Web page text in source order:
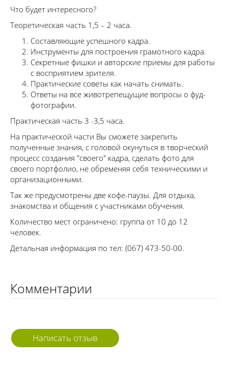
Что будет интересного?
Теоретическая часть 1,5 – 2 часа.
Составляющие успешного кадра.
Инструменты для построения грамотного кадра.
Секретные фишки и авторские приемы для работы
с восприятием зрителя.
Практические советы как начать снимать.
Ответы на все животрепещущие вопросы о фуд-
фотографии.
Практическая часть 3 -3,5 часа.
На практической части Вы сможете закрепить
полученные знания, с головой окунуться в творческий
процесс создания "своего" кадра, сделать фото для
своего портфолио, не обременяя себя техническими и
организационными.
Так же предусмотрены две кофе-паузы. Для отдыха,
знакомства и общения с участниками обучения.
Количество мест ограничено: группа от 10 до 12
человек.
Детальная информация по тел: (067) 473-50-00.
Комментарии
Написать отзыв